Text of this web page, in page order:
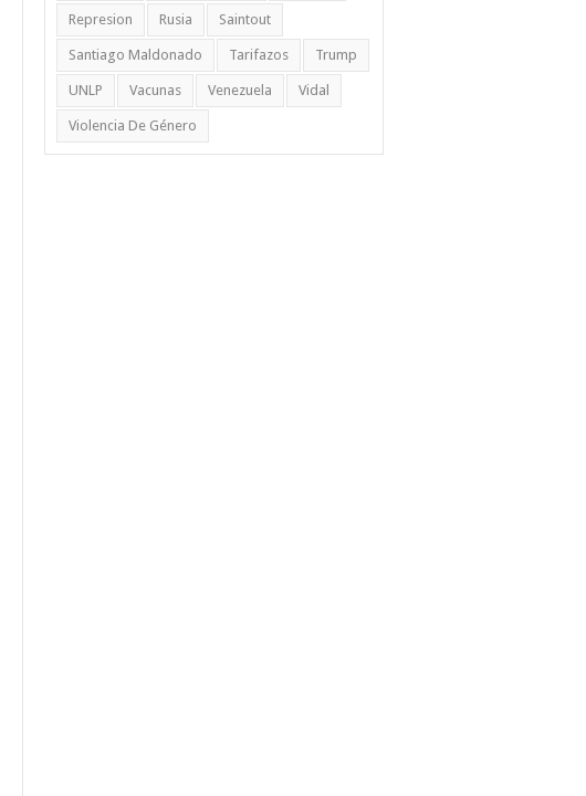
Represion Rusia Saintout
Santiago Maldonado Tarifazos Trump
UNLP Vacunas Venezuela Vidal
Violencia De Género